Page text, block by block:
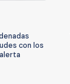
con los